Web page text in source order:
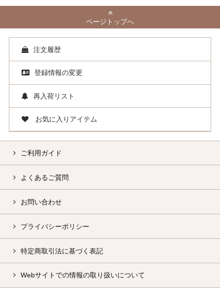
ページトップへ
注文履歴
登録情報の変更
再入荷リスト
お気に入りアイテム
ご利用ガイド
よくあるご質問
お問い合わせ
プライバシーポリシー
特定商取引法に基づく表記
Webサイトでの情報の取り扱いについて